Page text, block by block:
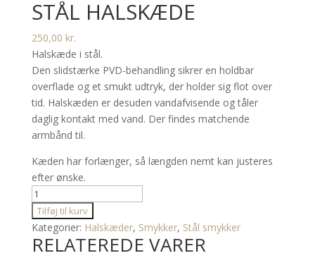
STÅL HALSKÆDE
250,00 kr.
Halskæde i stål.
Den slidstærke PVD-behandling sikrer en holdbar
overflade og et smukt udtryk, der holder sig flot over
tid. Halskæden er desuden vandafvisende og tåler
daglig kontakt med vand. Der findes matchende
armbånd til.
Kæden har forlænger, så længden nemt kan justeres
efter ønske.
Stål
halskæde
antal
Tilføj til kurv
Kategorier: Halskæder, Smykker, Stål smykker
RELATEREDE VARER